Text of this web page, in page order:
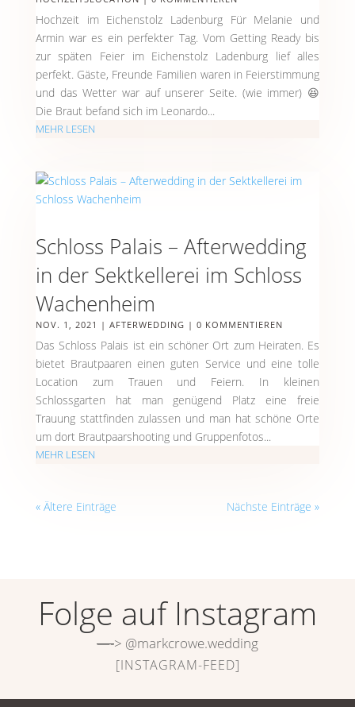
Hochzeit im Eichenstolz Ladenburg Für Melanie und
Armin war es ein perfekter Tag. Vom Getting Ready bis
zur späten Feier im Eichenstolz Ladenburg lief alles
perfekt. Gäste, Freunde Familien waren in Feierstimmung
und das Wetter war auf unserer Seite. (wie immer) 😆
Die Braut befand sich im Leonardo...
MEHR LESEN
Schloss Palais – Afterwedding
in der Sektkellerei im Schloss
Wachenheim
NOV. 1, 2021 | AFTERWEDDING | 0 KOMMENTIEREN
Das Schloss Palais ist ein schöner Ort zum Heiraten. Es
bietet Brautpaaren einen guten Service und eine tolle
Location zum Trauen und Feiern. In kleinen
Schlossgarten hat man genügend Platz eine freie
Trauung stattfinden zulassen und man hat schöne Orte
um dort Brautpaarshooting und Gruppenfotos...
MEHR LESEN
« Ältere Einträge Nächste Einträge »
Folge auf Instagram
—-> @markcrowe.wedding
[INSTAGRAM-FEED]